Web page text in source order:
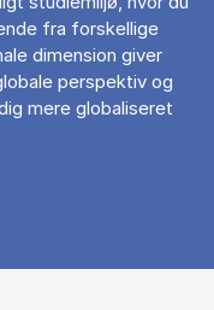
fra forskellige
dimension giver
perspektiv og
mere globaliseret